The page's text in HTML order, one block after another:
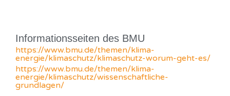
Informationsseiten des BMU
https://www.bmu.de/themen/klima-
energie/klimaschutz/klimaschutz-worum-geht-es/
https://www.bmu.de/themen/klima-
energie/klimaschutz/wissenschaftliche-
grundlagen/